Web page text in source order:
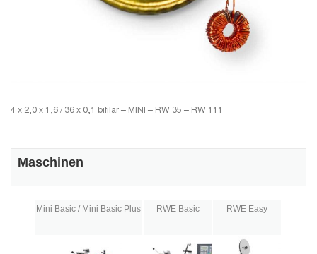
4 x 2,0 x 1,6 / 36 x 0,1 bifilar – MINI – RW 35 – RW 111
Maschinen
Mini Basic / Mini Basic Plus RWE Basic RWE Easy